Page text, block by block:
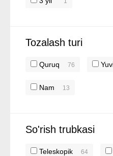
Tozalash turi
Quruq 76
Nam 13
So'rish trubkasi
Teleskopik 64